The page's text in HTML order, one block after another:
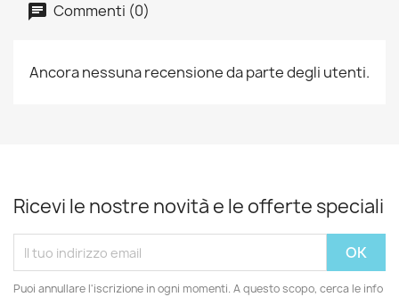
Commenti (0)
Ancora nessuna recensione da parte degli utenti.
Ricevi le nostre novità e le offerte speciali
Puoi annullare l'iscrizione in ogni momenti. A questo scopo, cerca le info